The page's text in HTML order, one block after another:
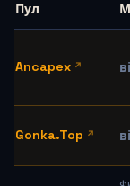
Пул
Ancapex
Gonka.Top